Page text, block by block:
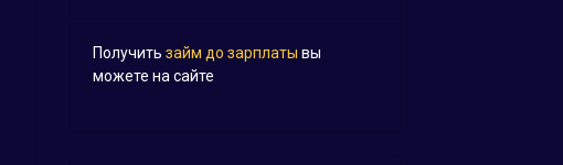
Получить займ до зарплаты вы
можете на сайте